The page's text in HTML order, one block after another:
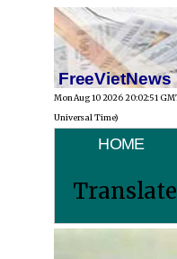
FreeVietNews
Mon Aug 10 2026 20:02:51
Universal Time)
HOME